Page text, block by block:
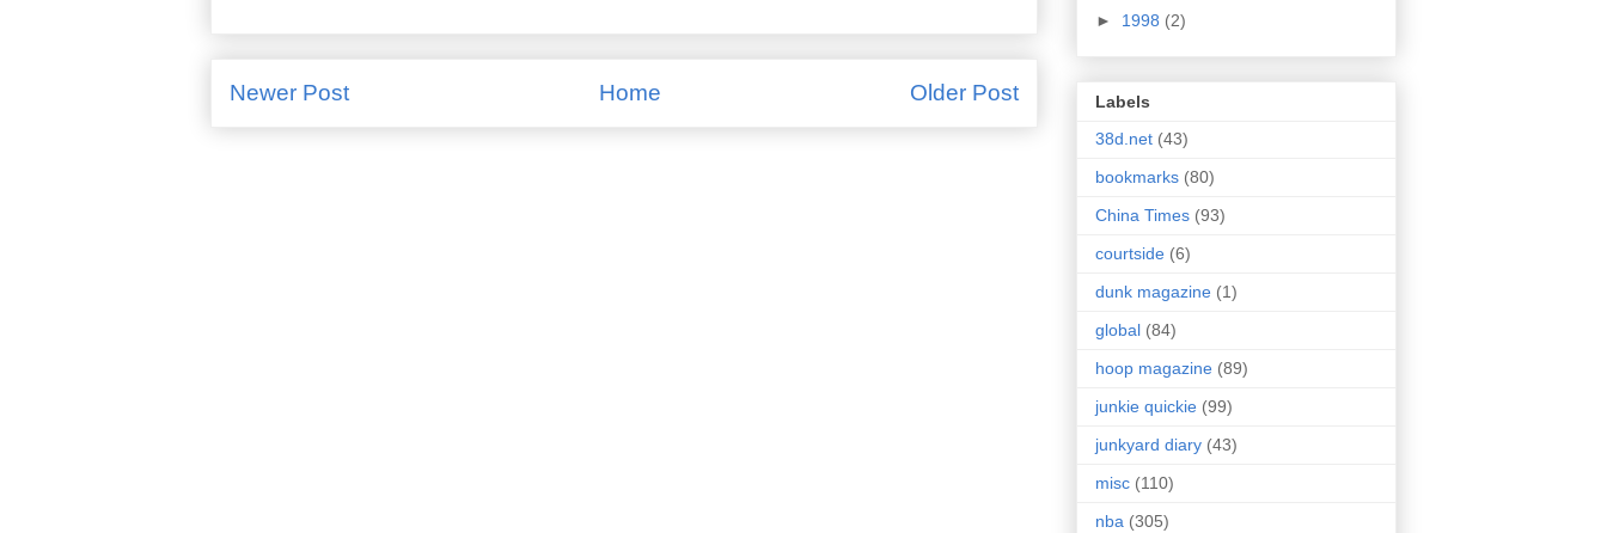
Newer Post Older Post
Home
► 1998 (2)
Labels
38d.net (43)
bookmarks (80)
China Times (93)
courtside (6)
dunk magazine (1)
global (84)
hoop magazine (89)
junkie quickie (99)
junkyard diary (43)
misc (110)
nba (305)